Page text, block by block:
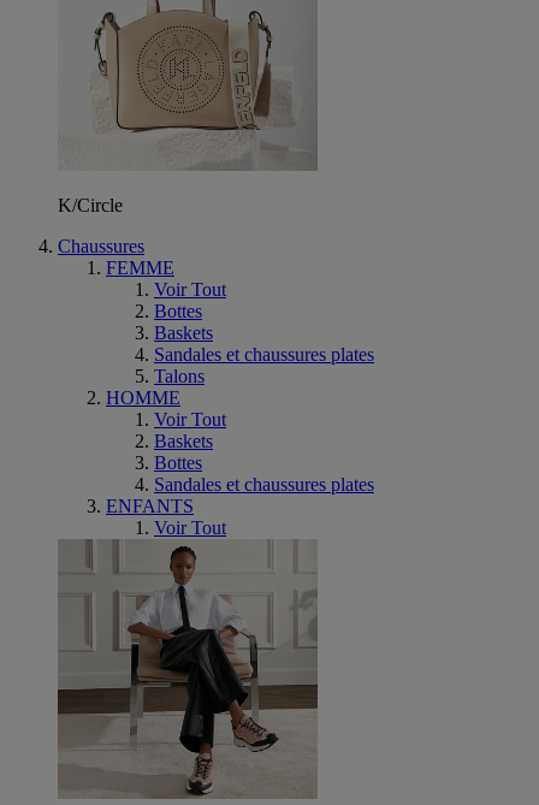
K/Circle
Chaussures
FEMME
Voir Tout
Bottes
Baskets
Sandales et chaussures plates
Talons
HOMME
Voir Tout
Baskets
Bottes
Sandales et chaussures plates
ENFANTS
Voir Tout